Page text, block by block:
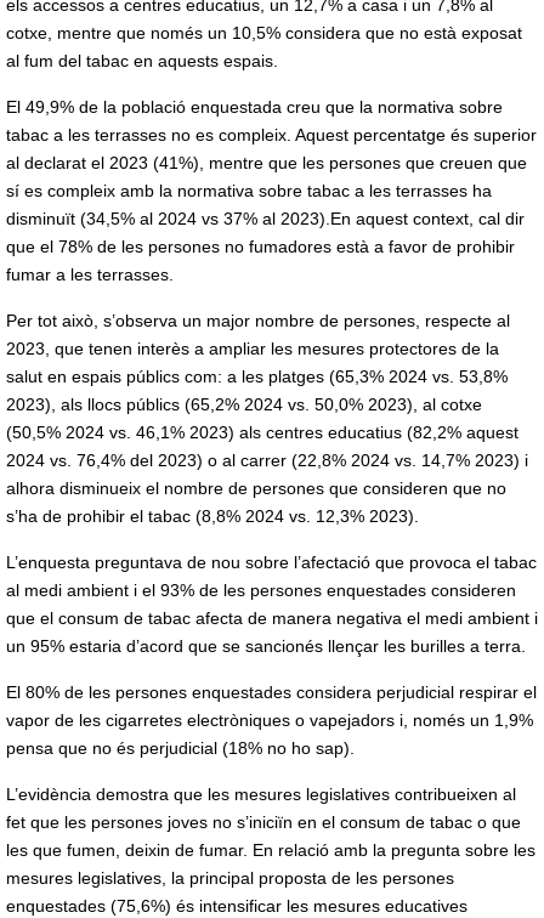
els accessos a centres educatius, un 12,7% a casa i un 7,8% al
cotxe, mentre que només un 10,5% considera que no està exposat
al fum del tabac en aquests espais.
El 49,9% de la població enquestada creu que la normativa sobre
tabac a les terrasses no es compleix. Aquest percentatge és superior
al declarat el 2023 (41%), mentre que les persones que creuen que
sí es compleix amb la normativa sobre tabac a les terrasses ha
disminuït (34,5% al 2024 vs 37% al 2023).En aquest context, cal dir
que el 78% de les persones no fumadores està a favor de prohibir
fumar a les terrasses.
Per tot això, s’observa un major nombre de persones, respecte al
2023, que tenen interès a ampliar les mesures protectores de la
salut en espais públics com: a les platges (65,3% 2024 vs. 53,8%
2023), als llocs públics (65,2% 2024 vs. 50,0% 2023), al cotxe
(50,5% 2024 vs. 46,1% 2023) als centres educatius (82,2% aquest
2024 vs. 76,4% del 2023) o al carrer (22,8% 2024 vs. 14,7% 2023) i
alhora disminueix el nombre de persones que consideren que no
s’ha de prohibir el tabac (8,8% 2024 vs. 12,3% 2023).
L’enquesta preguntava de nou sobre l’afectació que provoca el tabac
al medi ambient i el 93% de les persones enquestades consideren
que el consum de tabac afecta de manera negativa el medi ambient i
un 95% estaria d’acord que se sancionés llençar les burilles a terra.
El 80% de les persones enquestades considera perjudicial respirar el
vapor de les cigarretes electròniques o vapejadors i, només un 1,9%
pensa que no és perjudicial (18% no ho sap).
L’evidència demostra que les mesures legislatives contribueixen al
fet que les persones joves no s’iniciïn en el consum de tabac o que
les que fumen, deixin de fumar. En relació amb la pregunta sobre les
mesures legislatives, la principal proposta de les persones
enquestades (75,6%) és intensificar les mesures educatives